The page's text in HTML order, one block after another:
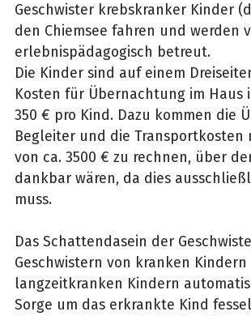
Geschwister krebskranker Kinder
den Chiemsee fahren und werden
erlebnispädagogisch betreut.
Die Kinder sind auf einem
Kosten für Übernachtung im
350 € pro Kind. Dazu kommen die
Begleiter und die Transportkosten
von ca. 3500 € zu rechnen, über
dankbar wären, da dies
muss.
Das Schattendasein der
Geschwistern von kranken
langzeitkranken Kindern
Sorge um das erkrankte Kind